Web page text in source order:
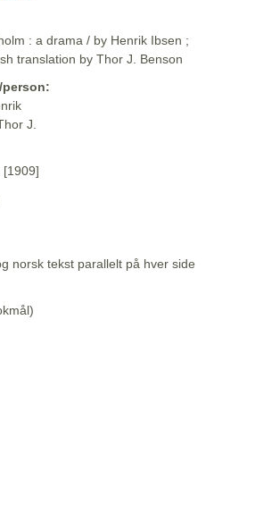
: a drama / by Henrik Ibsen ;
translation by Thor J. Benson
person:
J.
[1909]
norsk tekst parallelt på hver side